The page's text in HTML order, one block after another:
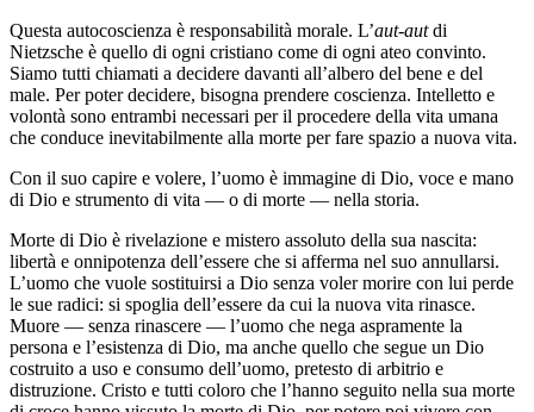
Questa autocoscienza è responsabilità morale. L’aut-autdi
Nietzsche è quello di ogni cristiano come di ogni ateo convinto.
Siamo tutti chiamati a decidere davanti all’albero del bene e del
male. Per poter decidere, bisogna prendere coscienza. Intelletto e
volontà sono entrambi necessari per il procedere della vita umana
che conduce inevitabilmente alla morte per fare spazio a nuova vita.
Con il suo capire e volere, l’uomo è immagine di Dio, voce e mano
di Dio e strumento di vita — o di morte — nella storia.
Morte di Dio è rivelazione e mistero assoluto della sua nascita:
libertà e onnipotenza dell’essere che si afferma nel suo annullarsi.
L’uomo che vuole sostituirsi a Dio senza voler morire con lui perde
le sue radici: si spoglia dell’essere da cui la nuova vita rinasce.
Muore — senza rinascere — l’uomo che nega aspramente la
persona e l’esistenza di Dio, ma anche quello che segue un Dio
costruito a uso e consumo dell’uomo, pretesto di arbitrio e
distruzione. Cristo e tutti coloro che l’hanno seguito nella sua morte